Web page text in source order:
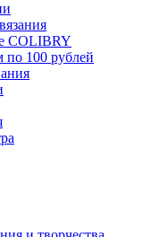
COLIBRY
100 рублей